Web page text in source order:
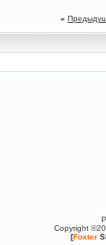
«
Copyright
[Foxter